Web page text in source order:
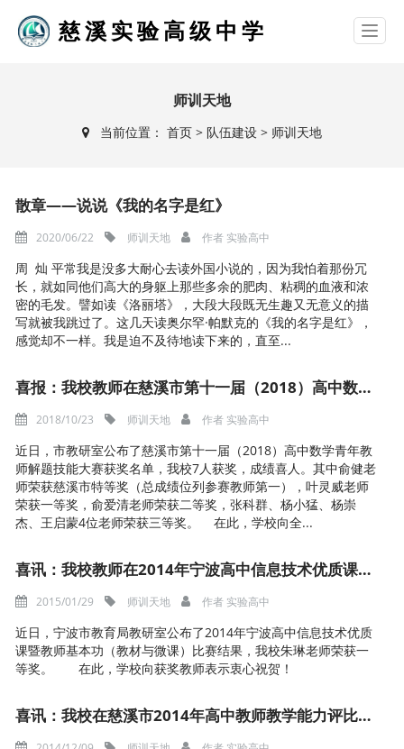
慈溪实验高级中学
师训天地
当前位置： 首页> 队伍建设> 师训天地
散章——说说《我的名字是红》
2020/06/22 师训天地 作者 实验高中
周 灿 平常我是没多大耐心去读外国小说的，因为我怕着那份冗
长，就如同他们高大的身躯上那些多余的肥肉、粘稠的血液和浓
密的毛发。譬如读《洛丽塔》，大段大段既无生趣又无意义的描
写就被我跳过了。这几天读奥尔罕·帕默克的《我的名字是红》，
感觉却不一样。我是迫不及待地读下来的，直至...
喜报：我校教师在慈溪市第十一届（2018）高中数学青年教师解题技能大赛中取得佳绩
2018/10/23 师训天地 作者 实验高中
近日，市教研室公布了慈溪市第十一届（2018）高中数学青年教
师解题技能大赛获奖名单，我校7人获奖，成绩喜人。其中俞健老
师荣获慈溪市特等奖（总成绩位列参赛教师第一），叶灵威老师
荣获一等奖，俞爱清老师荣获二等奖，张科群、杨小猛、杨崇
杰、王启蒙4位老师荣获三等奖。 在此，学校向全...
喜讯：我校教师在2014年宁波高中信息技术优质课评比中荣获一等奖
2015/01/29 师训天地 作者 实验高中
近日，宁波市教育局教研室公布了2014年宁波高中信息技术优质
课暨教师基本功（教材与微课）比赛结果，我校朱琳老师荣获一
等奖。 在此，学校向获奖教师表示衷心祝贺！
喜讯：我校在慈溪市2014年高中教师教学能力评比活动喜获佳绩